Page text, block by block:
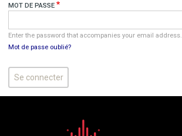
MOT DE PASSE
Enter the password that accompanies your email address.
Mot de passe oublié?